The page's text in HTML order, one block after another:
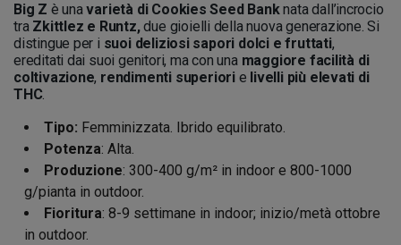
Big Z è unavarietà di Cookies Seed Banknata dall’incrocio
tra Zkittlez e Runtz,due gioielli della nuova generazione. Si
distingue per i suoi deliziosi sapori dolci e fruttati,
ereditati dai suoi genitori, ma con una maggiore facilità di
coltivazione, rendimenti superiorie livelli più elevati di
THC.
Tipo: Femminizzata. Ibrido equilibrato.
Potenza: Alta.
Produzione: 300-400 g/m² in indoor e 800-1000
g/pianta in outdoor.
Fioritura: 8-9 settimane in indoor; inizio/metà ottobre
in outdoor.